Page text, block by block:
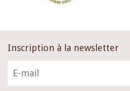
Inscription à la newsletter